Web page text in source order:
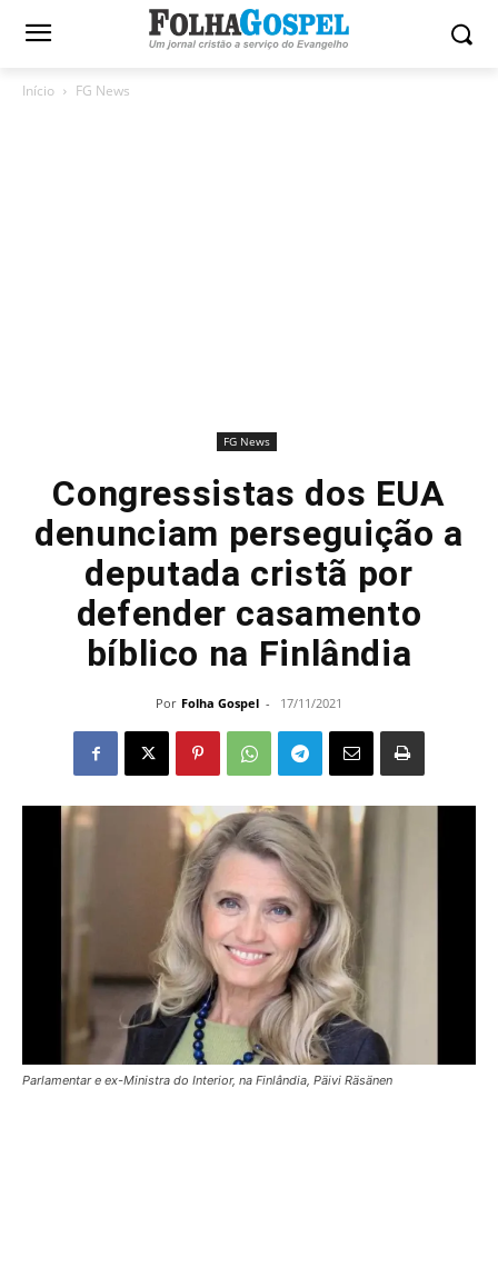
Início FG News
FG News
Congressistas dos EUA
denunciam perseguição a
deputada cristã por
defender casamento
bíblico na Finlândia
Por Folha Gospel - 17/11/2021
Parlamentar e ex-Ministra do Interior, na Finlândia, Päivi Räsänen